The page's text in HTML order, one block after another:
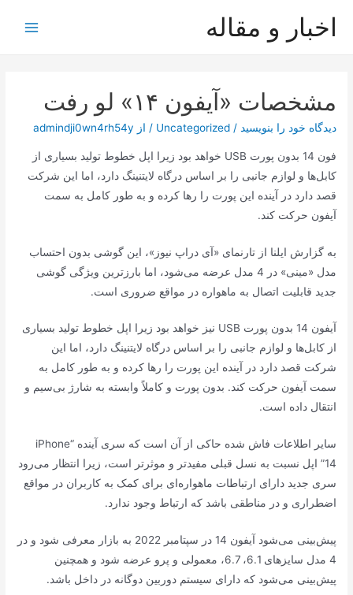
اخبار و مقاله
مشخصات «آیفون ۱۴» لو رفت
دیدگاه‌ خود را بنویسید /
Uncategorized / از admindji0wn4rh54y
فون 14 بدون پورت USB خواهد بود زیرا اپل خطوط تولید بسیاری از
کابل‌ها و لوازم جانبی را بر اساس درگاه لایتنینگ دارد، اما این شرکت
قصد دارد در آینده این پورت را رها کرده و به طور کامل به سمت
آیفون حرکت کند.
به گزارش ایلنا از تارنمای «آی دراپ نیوز»، این گوشی بدون احتساب
مدل «مینی» در 4 مدل عرضه می‌شود، اما بارزترین ویژگی گوشی
جدید قابلیت اتصال به ماهواره در مواقع ضروری است.
آیفون 14 بدون پورت USB نیز خواهد بود زیرا اپل خطوط تولید بسیاری
از کابل‌ها و لوازم جانبی را بر اساس درگاه لایتنینگ دارد، اما این
شرکت قصد دارد در آینده این پورت را رها کرده و به طور کامل به
سمت آیفون حرکت کند. بدون پورت و کاملاً وابسته به شارژ بی‌سیم و
انتقال داده است.
سایر اطلاعات فاش شده حاکی از آن است که سری آینده “iPhone
14” اپل نسبت به نسل قبلی مفیدتر و موثرتر است، زیرا انتظار می‌رود
سری جدید دارای ارتباطات ماهواره‌ای برای کمک به کاربران در مواقع
اضطراری و در مناطقی باشد که ارتباط وجود ندارد.
پیش‌بینی می‌شود آیفون 14 در سپتامبر 2022 به بازار معرفی شود و در
4 مدل سایزهای 6.1، 6.7، معمولی و پرو عرضه شود و همچنین
پیش‌بینی می‌شود که دارای سیستم دوربین دوگانه در داخل باشد.